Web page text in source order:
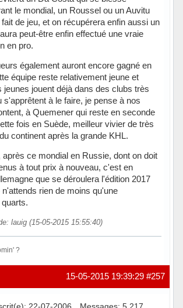
le mondial, un Roussel ou un Auvitu
de jeu, et on récupérera enfin aussi un
peut-être enfin effectué une vraie
en pro.
également auront encore gagné en
équipe reste relativement jeune et
jeunes jouent déjà dans des clubs très
s'apprêtent à le faire, je pense à nos
à Quemener qui reste en seconde
fois en Suède, meilleur vivier de très
continent après la grande KHL.
après ce mondial en Russie, dont on doit
à tout prix à nouveau, c'est en
que se déroulera l'édition 2017
n'attends rien de moins qu'une
lauig (15-05-2015 15:55:40)
?
#257
15-05-2015 19:39:29